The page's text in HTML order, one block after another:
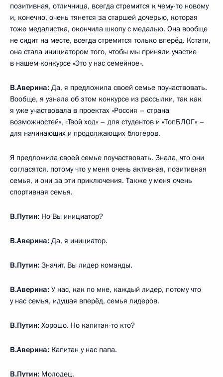
позитивная, отличница, всегда стремится к чему-то новому
и, конечно, очень тянется за старшей дочерью, которая
тоже медалистка, окончила школу с медалью. Она вообще
не сидит на месте, всегда стремится только вперёд. Кстати,
она стала инициатором того, чтобы мы приняли участие
в нашем конкурсе «Это у нас семейное».
В.Аверина: Да, я предложила своей семье поучаствовать.
Вообще, я узнала об этом конкурсе из рассылки, так как
я уже участвовала в проектах «Россия – страна
возможностей», «Твой ход» – для студентов и «ТопБЛОГ» –
для начинающих и продолжающих блогеров.
Я предложила своей семье поучаствовать. Знала, что они
согласятся, потому что у меня очень активная, позитивная
семья, и они за эти приключения. Также у меня очень
спортивная семья.
В.Путин: Но Вы инициатор?
В.Аверина: Да, я инициатор.
В.Путин: Значит, Вы лидер команды.
В.Аверина: У нас, как по мне, каждый лидер, потому что
у нас семья, идущая вперёд, семья лидеров.
В.Путин: Хорошо. Но капитан-то кто?
В.Аверина: Капитан у нас папа.
В.Путин: Молодец.